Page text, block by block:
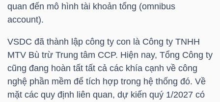
quan đến mô hình tài khoản tổng (omnibus
account).
VSDC đã thành lập công ty con là Công ty TNHH
MTV Bù trừ Trung tâm CCP. Hiện nay, Tổng Công ty
cũng đang hoàn tất tất cả các khía cạnh về công
nghệ phần mềm để tích hợp trong hệ thống đó. Về
mặt các quy định liên quan, dự kiến quý 1/2027 có
CỔ
PHIẾU
PHÁI
SINH